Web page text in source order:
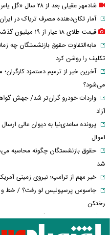
شادمهر عقیلی بعد از ۲۸ سال «گل یاس» را دوباره خواند + ویدئو
آمار تکان‌دهنده مصرف تریاک در
قیمت طلای ۱۸ عیار از ۱۹ میلیون گذشت
مابه‌التفاوت حقوق بازنشستگان چه
تکلیف را روشن کرد
آخرین خبر از ترمیم دستمزد
می‌شود؟
واردات خودرو گران‌تر شد/ جهش
آزاد
پرونده ساعدی‌نیا به دیوان عالی
اموال
حقوق بازنشستگان چگونه محاسبه
شد
خبر مهم از ترامپ؛ نیروی زمینی
جاسوس پرسپولیس لو رفت؟ / خط و
رختکن
آمریکا برای پایان جنگ با ایران
مرغ ناگهان گران شد! / پشت‌پرده